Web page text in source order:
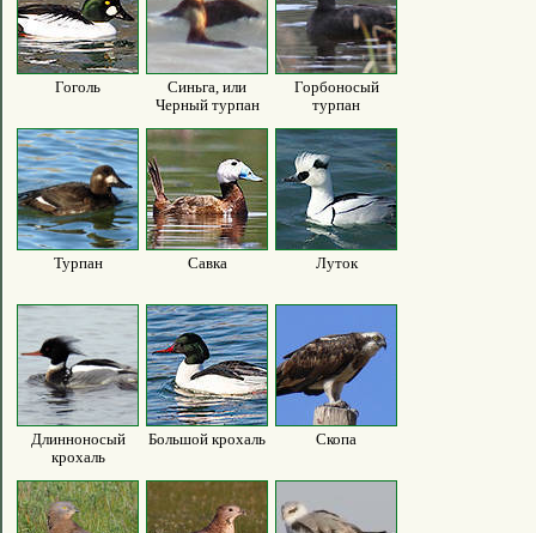
Гоголь
Синьга, или
Черный турпан
Горбоносый
турпан
Турпан Савка Луток
Длинноносый
крохаль
Большой крохаль Скопа